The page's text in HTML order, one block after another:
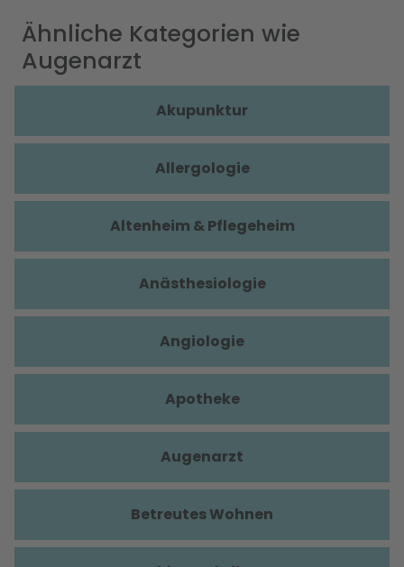
Ähnliche Kategorien wie
Augenarzt
Akupunktur
Allergologie
Altenheim & Pflegeheim
Anästhesiologie
Angiologie
Apotheke
Augenarzt
Betreutes Wohnen